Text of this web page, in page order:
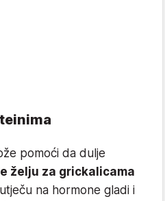
pomoći da dulje
želju za grickalicama
na hormone gladi i